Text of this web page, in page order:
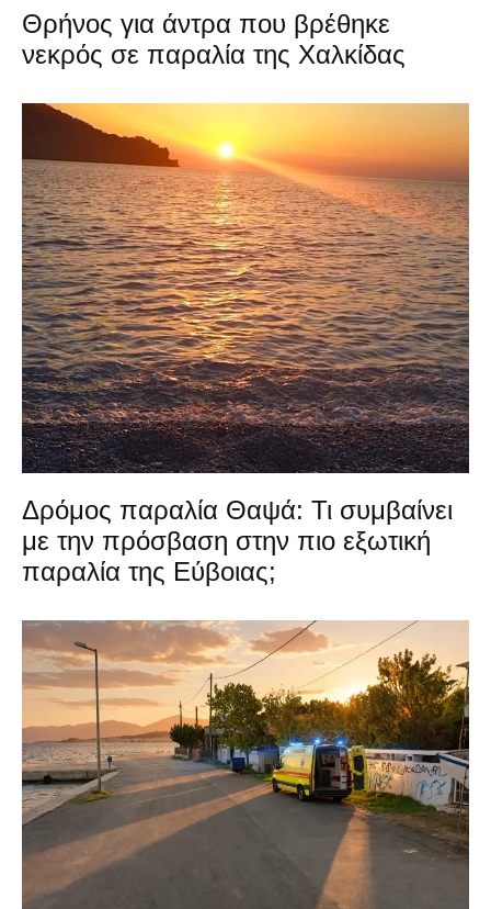
Θρήνος για άντρα που βρέθηκε
νεκρός σε παραλία της Χαλκίδας
Δρόμος παραλία Θαψά: Τι συμβαίνει
με την πρόσβαση στην πιο εξωτική
παραλία της Εύβοιας;